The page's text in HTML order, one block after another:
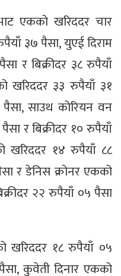
एकको खरिददर चार
३७ पैसा, युएई दिराम
र बिक्रीदर ३८ रुपैयाँ
खरिददर ३३ रुपैयाँ ३१
साउथ कोरियन वन
र बिक्रीदर १० रुपैयाँ
खरिददर १४ रुपैयाँ ८८
र डेनिस क्रोनर एकको
२२ रुपैयाँ ०५ पैसा
खरिददर १८ रुपैयाँ ०५
कुवेती दिनार एकको